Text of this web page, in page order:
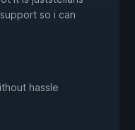
so i can
hassle